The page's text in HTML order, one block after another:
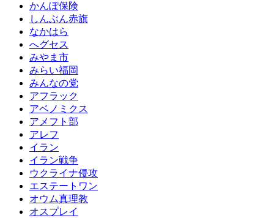
かんぽ保険
しんぶん赤旗
なかはら
へグセス
みやま市
みらい福岡
みんなの党
アフラック
アベノミクス
アメフト部
アレフ
イラン
イラン戦争
ウクライナ侵攻
エステートワン
オウム真理教
オスプレイ